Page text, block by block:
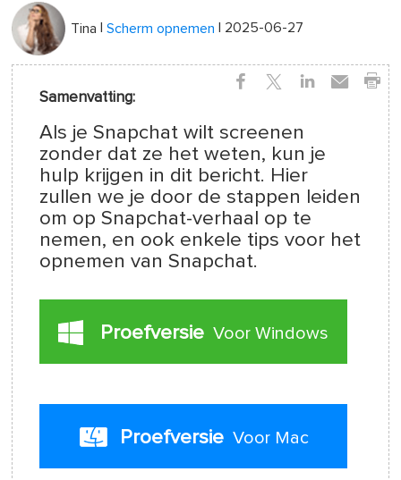
Tina |Scherm opnemen | 2025-06-27
Samenvatting:
Als je Snapchat wilt screenen
zonder dat ze het weten, kun je
hulp krijgen in dit bericht. Hier
zullen we je door de stappen leiden
om op Snapchat-verhaal op te
nemen, en ook enkele tips voor het
opnemen van Snapchat.
Proefversie Voor Windows
Proefversie Voor Mac